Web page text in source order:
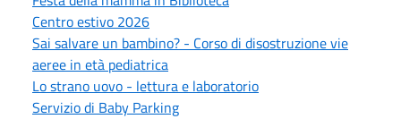
Centro estivo 2026
Sai salvare un bambino? - Corso di disostruzione vie
aeree in età pediatrica
Lo strano uovo - lettura e laboratorio
Servizio di Baby Parking